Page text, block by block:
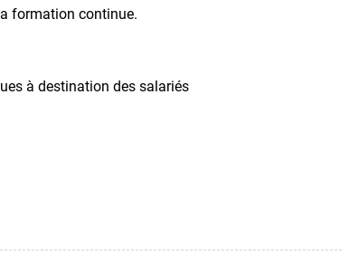
formation continue.
à destination des salariés